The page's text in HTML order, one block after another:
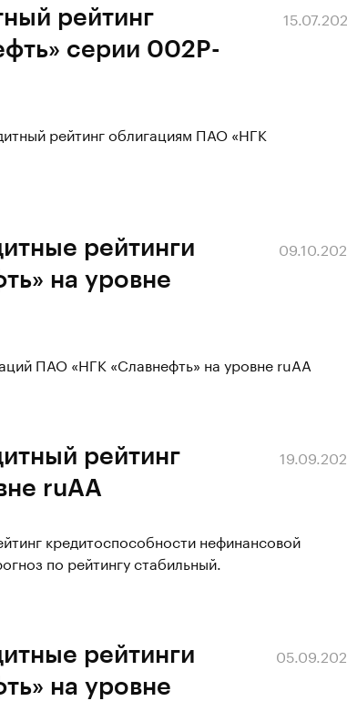
рейтинг
серии 002P-
рейтинг облигациям ПАО «НГК
рейтинги
на уровне
ПАО «НГК «Славнефть» на уровне ruAA
рейтинг
ruAA
кредитоспособности нефинансовой
по рейтингу стабильный.
рейтинги
на уровне